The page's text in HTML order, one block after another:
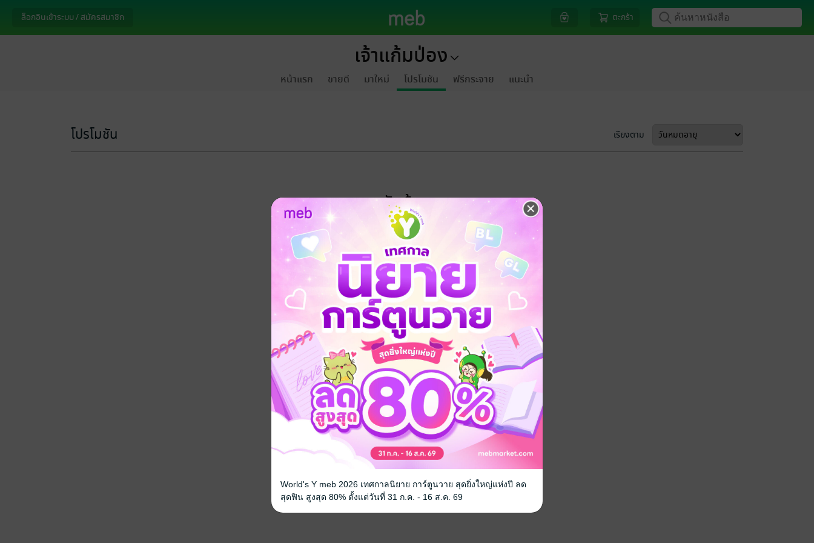
ล็อกอินเข้าระบบ / สมัครสมาชิก ตะกร้า
เจ้าแก้มป่อง
หน้าแรก ขายดี มาใหม่ โปรโมชัน ฟรีกระจาย แนะนำ
โปรโมชัน เรียงตาม
ขออภัยด้วยนะคะ
ไม่พบข้อมูลในหัวข้อที่คุณกำลังชมค่ะ
World's Y meb 2026 เทศกาลนิยาย การ์ตูนวาย สุดยิ่งใหญ่แห่งปี ลด
สุดฟิน สูงสุด 80% ตั้งแต่วันที่ 31 ก.ค. - 16 ส.ค. 69